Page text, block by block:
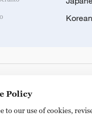
Korean
Policy
our use of cookies,